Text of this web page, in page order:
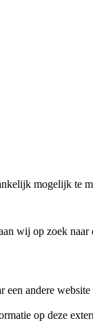
mogelijk te
wij op zoek
andere
op deze